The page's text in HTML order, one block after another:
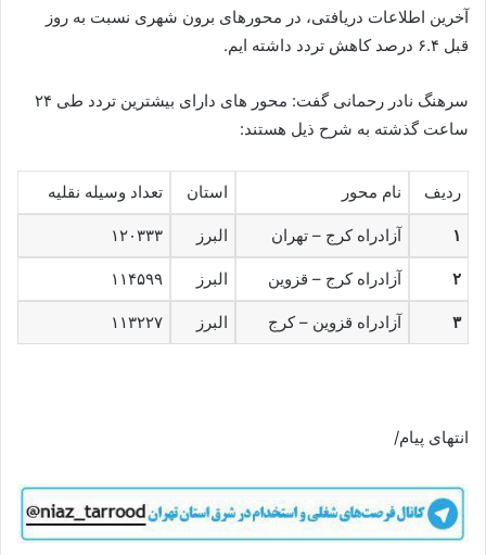
آخرین اطلاعات دریافتی، در محورهای برون‌ شهری نسبت به روز
قبل ۶.۴ درصد کاهش تردد داشته ‌ایم.
سرهنگ نادر رحمانی گفت: محور های دارای بیشترین تردد طی ۲۴
ساعت گذشته به شرح ذیل هستند:
ردیف نام محور استان تعداد وسیله نقلیه
۱ آزادراه کرج – تهران البرز ۱۲۰۳۳۳
۲ آزادراه کرج – قزوین البرز ۱۱۴۵۹۹
۳ آزادراه قزوین – کرج البرز ۱۱۳۲۲۷
انتهای پیام/